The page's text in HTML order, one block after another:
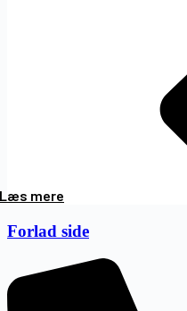
Læs mere
Forlad side